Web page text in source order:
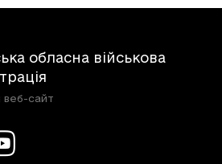
обласна військова
веб-сайт